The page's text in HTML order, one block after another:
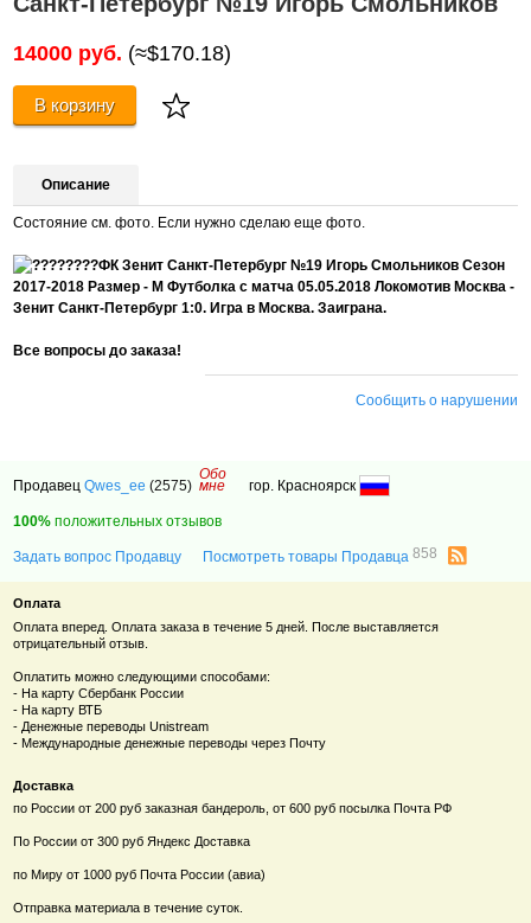
14000 руб. (≈$170.18)
В корзину
Описание
Состояние см. фото. Если нужно сделаю еще фото.
ФК Зенит Санкт-Петербург №19 Игорь Смольников Сезон
2017-2018 Размер - M Футболка с матча 05.05.2018 Локомотив Москва -
Зенит Санкт-Петербург 1:0. Игра в Москва. Заиграна.
Все вопросы до заказа!
Сообщить о нарушении
ПродавецQwes_ee (2575)
Обо
мне гор. Красноярск
100% положительных отзывов
Задать вопрос Продавцу Посмотреть товары Продавца858
Оплата
Оплата вперед. Оплата заказа в течение 5 дней. После выставляется
отрицательный отзыв.
Оплатить можно следующими способами:
- На карту Сбербанк России
- На карту ВТБ
- Денежные переводы Unistream
- Международные денежные переводы через Почту
Доставка
по России от 200 руб заказная бандероль, от 600 руб посылка Почта РФ
По России от 300 руб Яндекс Доставка
по Миру от 1000 руб Почта России (авиа)
Отправка материала в течение суток.